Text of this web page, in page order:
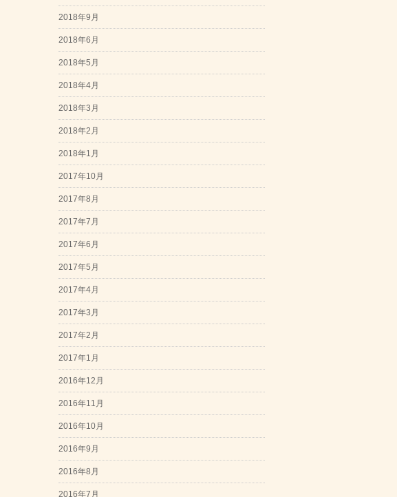
2018年9月
2018年6月
2018年5月
2018年4月
2018年3月
2018年2月
2018年1月
2017年10月
2017年8月
2017年7月
2017年6月
2017年5月
2017年4月
2017年3月
2017年2月
2017年1月
2016年12月
2016年11月
2016年10月
2016年9月
2016年8月
2016年7月